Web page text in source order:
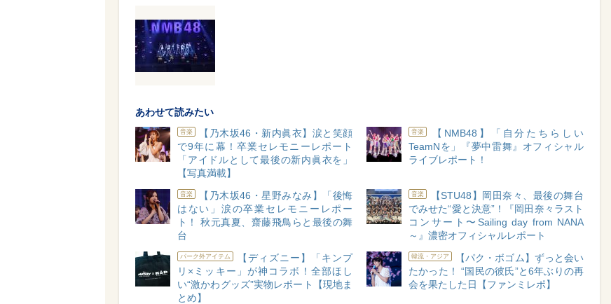
あわせて読みたい
音楽
【乃木坂46・新内眞衣】涙と笑顔
で9年に幕！卒業セレモニーレポート
「アイドルとして最後の新内眞衣を」
【写真満載】
音楽
【NMB48】「自分たちらしい
TeamNを」『夢中雷舞』オフィシャル
ライブレポート！
音楽
【乃木坂46・星野みなみ】「後悔
はない」涙の卒業セレモニーレポー
ト！ 秋元真夏、齋藤飛鳥らと最後の舞
台
音楽
【STU48】岡田奈々、最後の舞台
でみせた“愛と決意”！『岡田奈々ラスト
コンサート〜Sailing day from NANA
～』濃密オフィシャルレポート
パーク外アイテム
【ディズニー】「キンプ
リ×ミッキー」が神コラボ！全部ほし
い“激かわグッズ”実物レポート【現地ま
とめ】
韓流・アジア
【パク・ボゴム】ずっと会い
たかった！ “国民の彼氏”と6年ぶりの再
会を果たした日【ファンミレポ】